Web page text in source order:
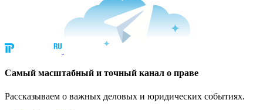
Cамый масштабный и точный канал о праве
Рассказываем о важных деловых и юридических событиях.